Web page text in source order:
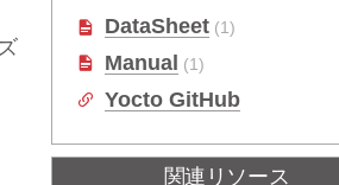
DataSheet (1)
Manual (1)
Yocto GitHub
関連リソース